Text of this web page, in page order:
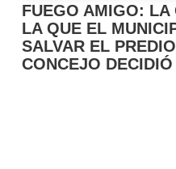
FUEGO AMIGO: LA
LA QUE EL
SALVAR EL
CONCEJO